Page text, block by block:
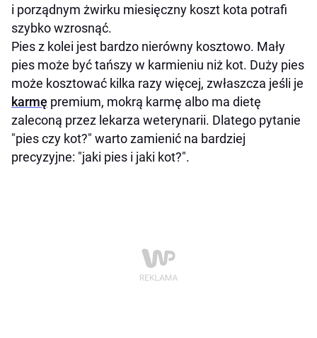
i porządnym żwirku miesięczny koszt kota potrafi
szybko wzrosnąć.
Pies z kolei jest bardzo nierówny kosztowo. Mały
pies może być tańszy w karmieniu niż kot. Duży pies
może kosztować kilka razy więcej, zwłaszcza jeśli je
karmę premium, mokrą karmę albo ma dietę
zaleconą przez lekarza weterynarii. Dlatego pytanie
"pies czy kot?" warto zamienić na bardziej
precyzyjne: "jaki pies i jaki kot?".